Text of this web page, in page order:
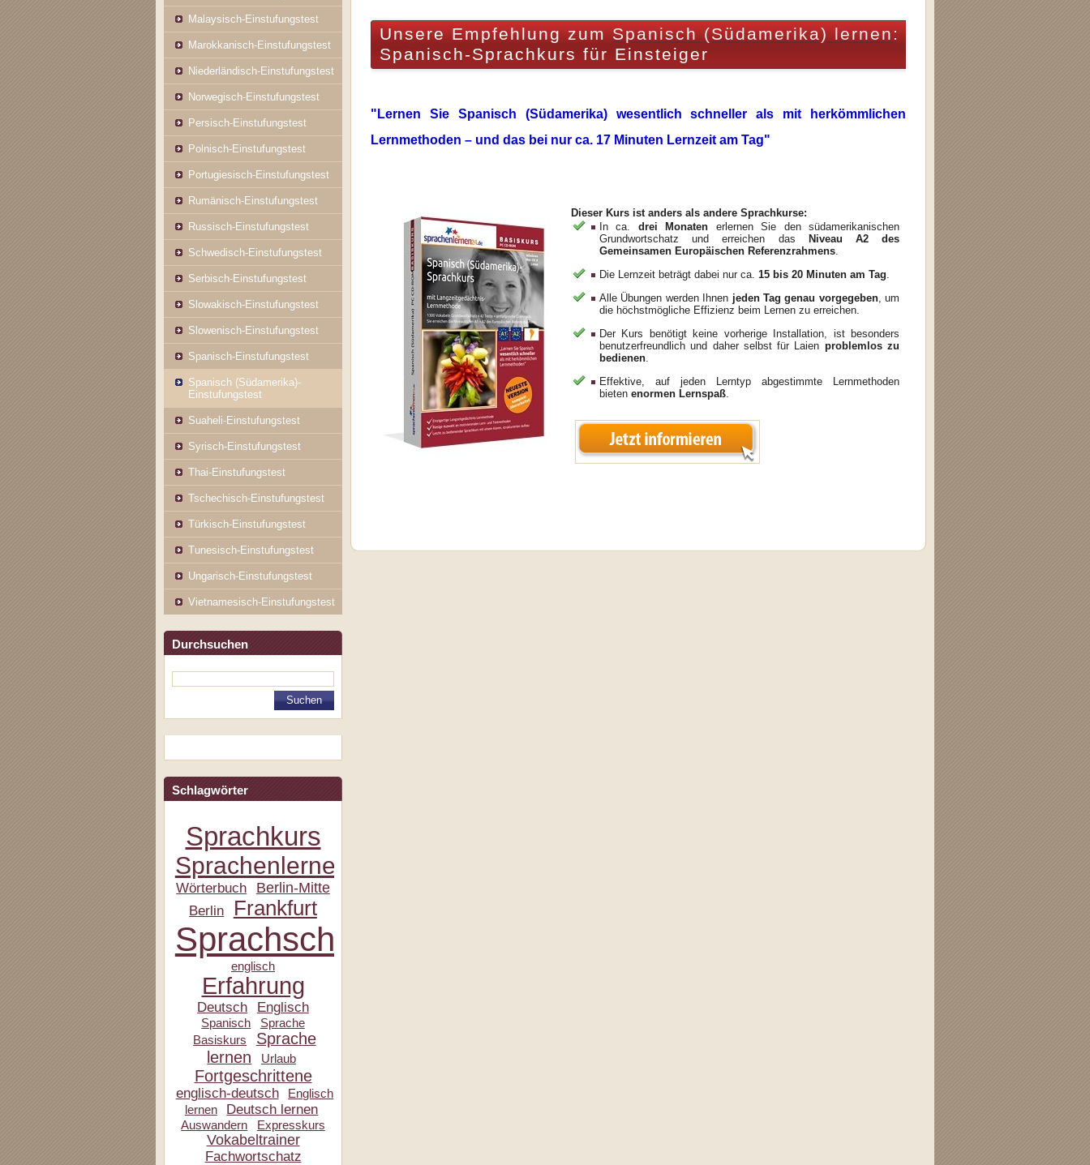
Malaysisch-Einstufungstest
Marokkanisch-Einstufungstest
Niederländisch-Einstufungstest
Norwegisch-Einstufungstest
Persisch-Einstufungstest
Polnisch-Einstufungstest
Portugiesisch-Einstufungstest
Rumänisch-Einstufungstest
Russisch-Einstufungstest
Schwedisch-Einstufungstest
Serbisch-Einstufungstest
Slowakisch-Einstufungstest
Slowenisch-Einstufungstest
Spanisch-Einstufungstest
Spanisch (Südamerika)-
Einstufungstest
Suaheli-Einstufungstest
Syrisch-Einstufungstest
Thai-Einstufungstest
Tschechisch-Einstufungstest
Türkisch-Einstufungstest
Tunesisch-Einstufungstest
Ungarisch-Einstufungstest
Vietnamesisch-Einstufungstest
Durchsuchen
Schlagwörter
Sprachkurs
Sprachenlernen24
Wörterbuch Berlin-Mitte
Berlin Frankfurt
Sprachschule
englisch
Erfahrung
Deutsch Englisch
Spanisch
Sprache
Basiskurs
Sprache
lernen
Urlaub
Fortgeschrittene
englisch-deutsch
Englisch
lernen
Deutsch lernen
Auswandern Expresskurs
Vokabeltrainer
Fachwortschatz
Unsere Empfehlung zumSpanisch (Südamerika) lernen:
Spanisch-Sprachkurs für Einsteiger
"Lernen Sie Spanisch (Südamerika) wesentlich schneller als mit herkömmlichen
Lernmethoden – und das bei nur ca. 17 Minuten Lernzeit am Tag"
Dieser Kurs ist anders als andere Sprachkurse:
In ca. drei Monaten erlernen Sie den südamerikanischen
Grundwortschatz und erreichen das Niveau A2 des
Gemeinsamen Europäischen Referenzrahmens
Die Lernzeit beträgt dabei nur ca. 15 bis 20 Minuten am Tag
Alle Übungen werden Ihnen jeden Tag genau vorgegeben, um
die höchstmögliche Effizienz beim Lernen zu erreichen.
Der Kurs benötigt keine vorherige Installation, ist besonders
benutzerfreundlich und daher selbst für Laien problemlos zu
bedienen
Effektive, auf jeden Lerntyp abgestimmte Lernmethoden
bieten enormen Lernspaß